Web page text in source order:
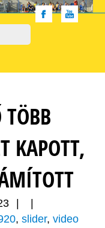
TÖBB
KAPOTT,
, slider, video